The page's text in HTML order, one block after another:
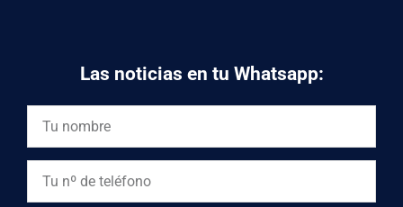
Las noticias en tu Whatsapp: